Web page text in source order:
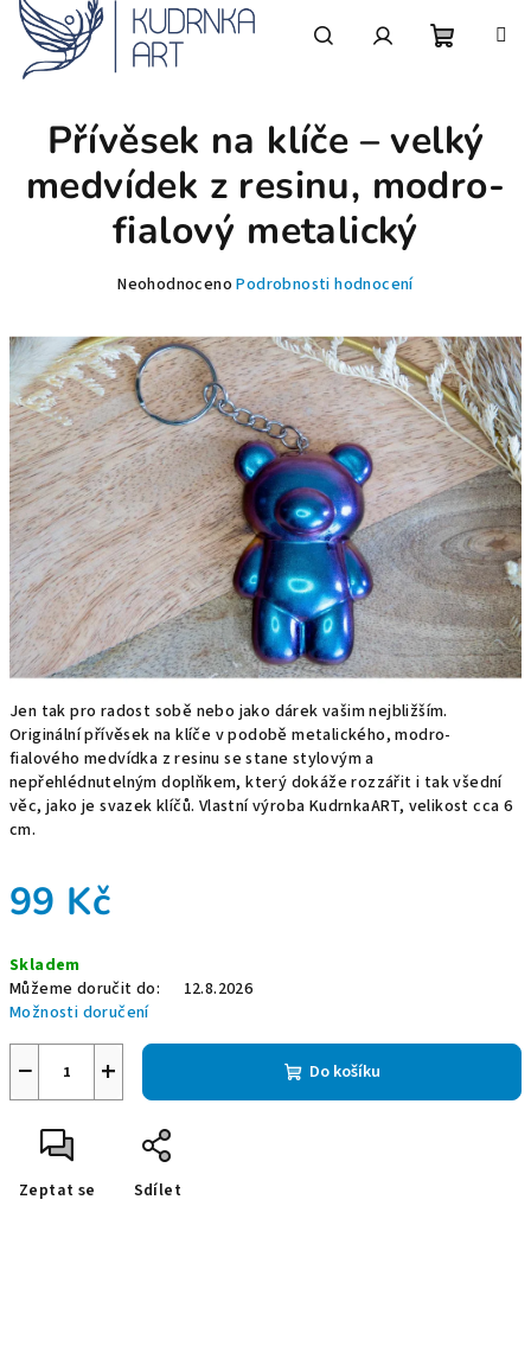
Přejít
obsah
košík
Jen tak pro radost sobě nebo jako dárek vašim nejbližším.
Originální přívěsek na klíče v podobě metalického, modro-
fialového medvídka z resinu se stane stylovým a
nepřehlédnutelným doplňkem, který dokáže rozzářit i tak všední
věc, jako je svazek klíčů. Vlastní výroba KudrnkaART, velikost cca 6
cm.
99 Kč
cena:
Skladem
Můžeme doručit do:
12.8.2026
Možnosti doručení
+
− Do košíku
Zeptat se Sdílet
Přívěsek na klíče – velký
medvídek z resinu, modro-
fialový metalický
Průměrné
produktu
je
0,0
z
5
hvězdiček.
Neohodnoceno Podrobnosti hodnocení